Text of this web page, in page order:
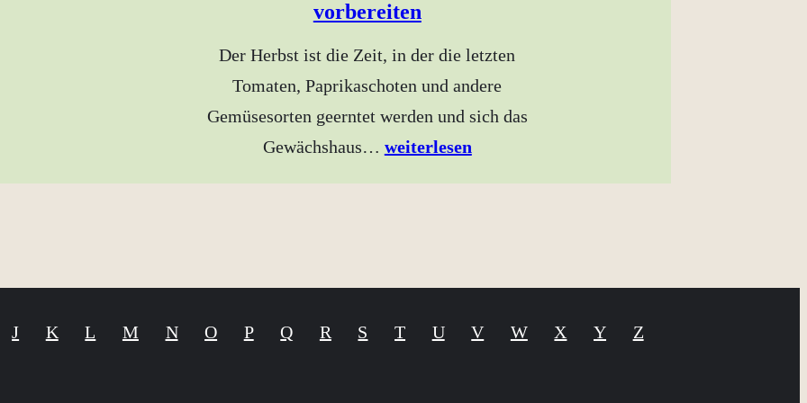
vorbereiten
Der Herbst ist die Zeit, in der die letzten
Tomaten, Paprikaschoten und andere
Gemüsesorten geerntet werden und sich das
Gewächshaus… weiterlesen
J K L M N O P Q R S T U V W X Y Z